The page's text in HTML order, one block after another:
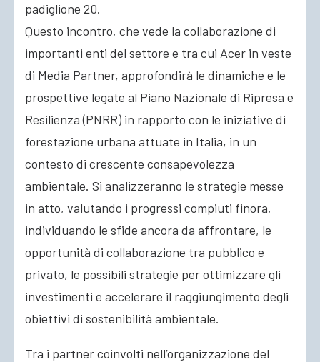
padiglione 20.
Questo incontro, che vede la collaborazione di
importanti enti del settore e tra cui Acer in veste
di Media Partner, approfondirà le dinamiche e le
prospettive legate al Piano Nazionale di Ripresa e
Resilienza (PNRR) in rapporto con le iniziative di
forestazione urbana attuate in Italia, in un
contesto di crescente consapevolezza
ambientale. Si analizzeranno le strategie messe
in atto, valutando i progressi compiuti finora,
individuando le sfide ancora da affrontare, le
opportunità di collaborazione tra pubblico e
privato, le possibili strategie per ottimizzare gli
investimenti e accelerare il raggiungimento degli
obiettivi di sostenibilità ambientale.
Tra i partner coinvolti nell’organizzazione del